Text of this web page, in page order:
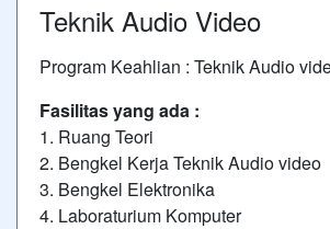
Teknik Audio Video
Program Keahlian : Teknik Audio
Fasilitas yang ada :
1. Ruang Teori
2. Bengkel Kerja Teknik Audio video
3. Bengkel Elektronika
4. Laboraturium Komputer